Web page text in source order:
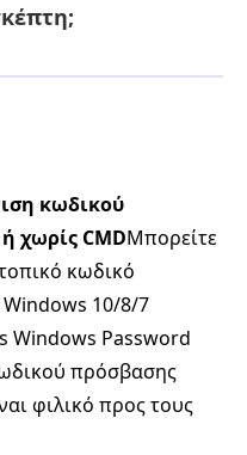
κωδικού
χωρίς CMDΜπορείτε
κωδικό
10/8/7
Windows Password
πρόσβασης
φιλικό προς τους